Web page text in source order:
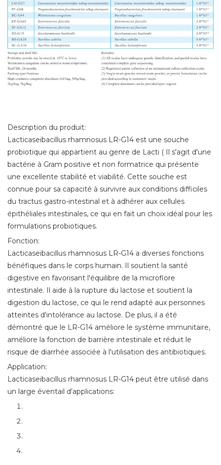
Description du produit:
Lacticaseibacillus rhamnosus LR-G14 est une souche
probiotique qui appartient au genre de Lacti ( Il s'agit d'une
bactérie à Gram positive et non formatrice qui présente
une excellente stabilité et viabilité. Cette souche est
connue pour sa capacité à survivre aux conditions difficiles
du tractus gastro-intestinal et à adhérer aux cellules
épithéliales intestinales, ce qui en fait un choix idéal pour les
formulations probiotiques.
Fonction:
Lacticaseibacillus rhamnosus LR-G14 a diverses fonctions
bénéfiques dans le corps humain. Il soutient la santé
digestive en favorisant l'équilibre de la microflore
intestinale. Il aide à la rupture du lactose et soutient la
digestion du lactose, ce qui le rend adapté aux personnes
atteintes d'intolérance au lactose. De plus, il a été
démontré que le LR-G14 améliore le système immunitaire,
améliore la fonction de barrière intestinale et réduit le
risque de diarrhée associée à l'utilisation des antibiotiques.
Application:
Lacticaseibacillus rhamnosus LR-G14 peut être utilisé dans
un large éventail d'applications: